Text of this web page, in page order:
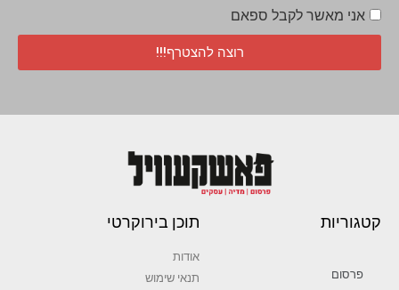
אני מאשר לקבל ספאם
רוצה להצטרף!!!
קטגוריות
פרסום
תוכן בירוקרטי
אודות
תנאי שימוש